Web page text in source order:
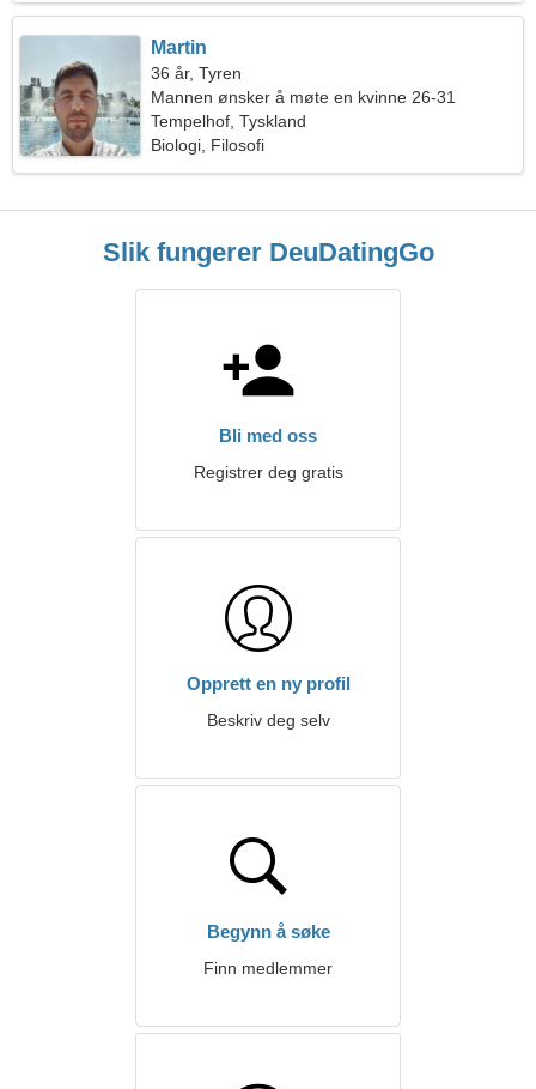
Martin
36 år, Tyren
Mannen ønsker å møte en kvinne 26-31
Tempelhof, Tyskland
Biologi, Filosofi
Slik fungerer DeuDatingGo
Bli med oss
Registrer deg gratis
Opprett en ny profil
Beskriv deg selv
Begynn å søke
Finn medlemmer